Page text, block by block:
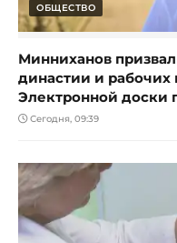
ОБЩЕСТВО
Минниханов
династии и рабочих
Электронной доски
Сегодня, 09:39